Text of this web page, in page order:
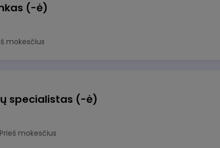
(-ė)
mokesčius
specialistas (-ė)
Prieš mokesčius